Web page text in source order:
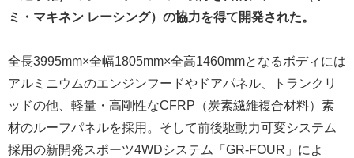
ミ・マキネン レーシング）の協力を得て開発された。
全長3995mm×全幅1805mm×全高1460mmとなるボディには
アルミニウムのエンジンフードやドアパネル、トランクリ
ッドの他、軽量・高剛性なCFRP（炭素繊維複合材料）素
材のルーフパネルを採用。そして前後駆動力可変システム
採用の新開発スポーツ4WDシステム「GR-FOUR」によ